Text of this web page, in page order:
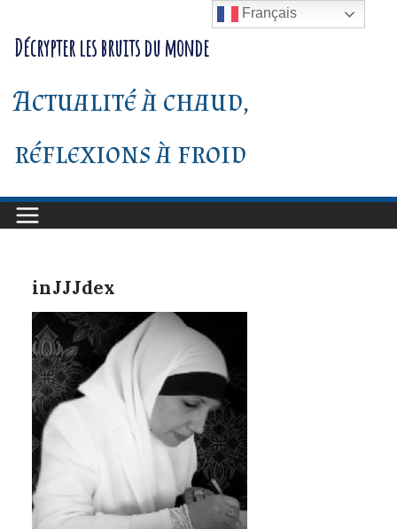
au
contenu
Décrypter les bruits du monde
Actualité à chaud,
réflexions à froid
inJJJdex
Français